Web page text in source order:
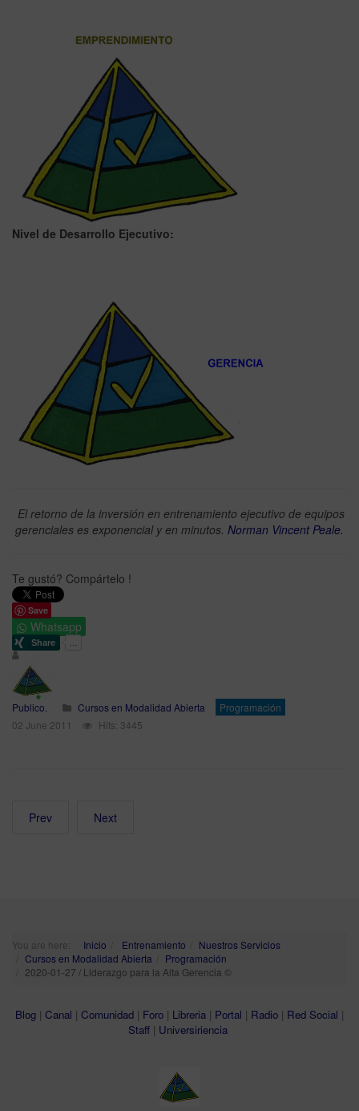
Nivel de Desarrollo Ejecutivo:
El retorno de la inversión en entrenamiento ejecutivo de equipos
gerenciales es exponencial y en minutos. Norman Vincent Peale.
Te gustó? Compártelo !
Save
Whatsapp
Publico. Cursos en Modalidad Abierta
Programación
02 June 2011
Hits: 3445
Prev Next
You are here: Inicio Entrenamiento
Nuestros Servicios
Cursos en Modalidad Abierta
Programación
2020-01-27 / Liderazgo para la Alta Gerencia ©
Blog | Canal | Comunidad | Foro | Libreria | Portal | Radio | Red Social |
Staff | Universiriencia